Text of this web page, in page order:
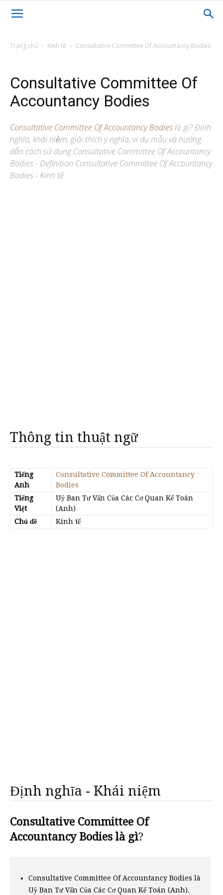
Trang chủ Kinh tế Consultative Committee Of Accountancy Bodies
Consultative Committee Of
Accountancy Bodies
Consultative Committee Of Accountancy Bodieslà gì? Định
nghĩa, khái niệm, giải thích ý nghĩa, ví dụ mẫu và hướng
dẫn cách sử dụng Consultative Committee Of Accountancy
Bodies - Definition Consultative Committee Of Accountancy
Bodies - Kinh tế
Thông tin thuật ngữ
Tiếng
Anh
Consultative Committee Of Accountancy
Bodies
Tiếng
Việt
Uỷ Ban Tư Vấn Của Các Cơ Quan Kế Toán
(Anh)
Chủ đề
Kinh tế
Định nghĩa - Khái niệm
Consultative Committee Of
Accountancy Bodies là gì?
Consultative Committee Of Accountancy Bodies là
Uỷ Ban Tư Vấn Của Các Cơ Quan Kế Toán (Anh).